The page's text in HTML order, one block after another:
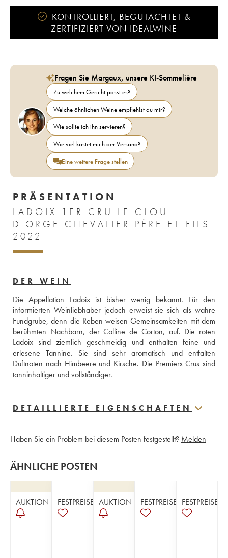
KONTROLLIERT, BEGUTACHTET &
ZERTIFIZIERT VON IDEALWINE
Fragen Sie Margaux, unsere KI-Sommelière
Zu welchem Gericht passt es?
Welche ähnlichen Weine empfiehlst du mir?
Wie sollte ich ihn servieren?
Wie viel kostet mich der Versand?
Eine weitere Frage stellen
PRÄSENTATION
LADOIX 1ER CRU LE CLOU
D'ORGE CHEVALIER PÈRE ET FILS
2022
DER WEIN
Die Appellation Ladoix ist bisher wenig bekannt. Für den
informierten Weinliebhaber jedoch erweist sie sich als wahre
Fundgrube, denn die Reben weisen Gemeinsamkeiten mit dem
berühmten Nachbarn, der Colline de Corton, auf. Die roten
Ladoix sind ziemlich geschmeidig und enthalten feine und
erlesene Tannine. Sie sind sehr aromatisch und entfalten
Duftnoten nach Himbeere und Kirsche. Die Premiers Crus sind
tanninhaltiger und vollständiger.
DETAILLIERTE EIGENSCHAFTEN
Haben Sie ein Problem bei diesem Posten festgestellt? Melden
ÄHNLICHE POSTEN
AUKTION FESTPREISE AUKTION FESTPREISE FESTPREISE